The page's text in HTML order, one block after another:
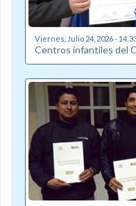
Viernes, Julio 24, 2026 -
Centros infantiles del